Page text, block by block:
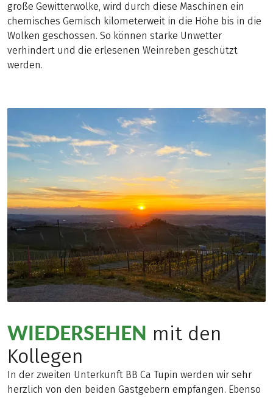
große Gewitterwolke, wird durch diese Maschinen ein
chemisches Gemisch kilometerweit in die Höhe bis in die
Wolken geschossen. So können starke Unwetter
verhindert und die erlesenen Weinreben geschützt
werden.
WIEDERSEHEN mit den
Kollegen
In der zweiten Unterkunft BB Ca Tupin werden wir sehr
herzlich von den beiden Gastgebern empfangen. Ebenso